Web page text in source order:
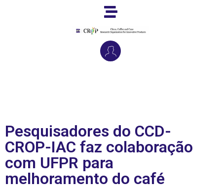
Pesquisadores do CCD-
CROP-IAC faz colaboração
com UFPR para
melhoramento do café